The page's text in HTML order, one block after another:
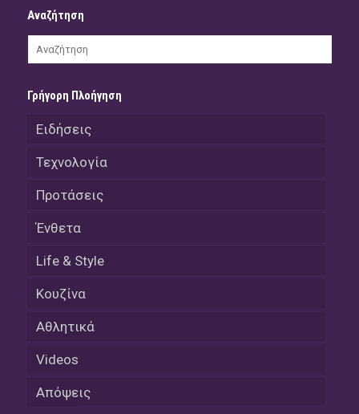
Αναζήτηση
Γρήγορη Πλοήγηση
Ειδήσεις
Τεχνολογία
Προτάσεις
Ένθετα
Life & Style
Κουζίνα
Αθλητικά
Videos
Απόψεις